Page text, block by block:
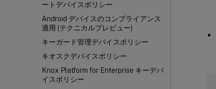
ートデバイスポリシー
Android デバイスのコンプライアンス
適用 (テクニカルプレビュー)
キーガード管理デバイスポリシー
キオスクデバイスポリシー
Knox Platform for Enterprise キーデバ
イスポリシー